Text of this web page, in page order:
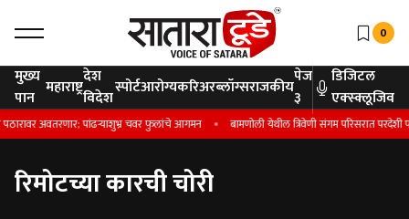
0
मुख्य
पान महाराष्ट्रदेश
विदेशस्पोर्टआरोग्यकरिअरब्लॉग्सराजकीयपेज
३
डिजिटल
एक्स्क्लूजिव
अवतरणार; पांढऱ्याशुभ्र चवर फुलांचे आगमन बामणोली येथील त्रिवेणी संगम परिसरात परदेशी
रिमोटच्या कारची चोरी